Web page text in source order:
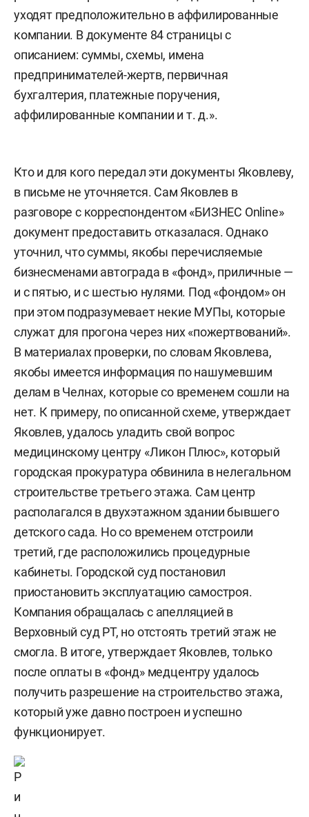
уходят предположительно в аффилированные
компании. В документе 84 страницы с
описанием: суммы, схемы, имена
предпринимателей-жертв, первичная
бухгалтерия, платежные поручения,
аффилированные компании и т. д.».
Кто и для кого передал эти документы Яковлеву,
в письме не уточняется. Сам Яковлев в
разговоре с корреспондентом «БИЗНЕС Online»
документ предоставить отказалася. Однако
уточнил, что суммы, якобы перечисляемые
бизнесменами автограда в «фонд», приличные —
и с пятью, и с шестью нулями. Под «фондом» он
при этом подразумевает некие МУПы, которые
служат для прогона через них «пожертвований».
В материалах проверки, по словам Яковлева,
якобы имеется информация по нашумевшим
делам в Челнах, которые со временем сошли на
нет. К примеру, по описанной схеме, утверждает
Яковлев, удалось уладить свой вопрос
медицинскому центру «Ликон Плюс», который
городская прокуратура обвинила в нелегальном
строительстве третьего этажа. Сам центр
располагался в двухэтажном здании бывшего
детского сада. Но со временем отстроили
третий, где расположились процедурные
кабинеты. Городской суд постановил
приостановить эксплуатацию самостроя.
Компания обращалась с апелляцией в
Верховный суд РТ, но отстоять третий этаж не
смогла. В итоге, утверждает Яковлев, только
после оплаты в «фонд» медцентру удалось
получить разрешение на строительство этажа,
который уже давно построен и успешно
функционирует.